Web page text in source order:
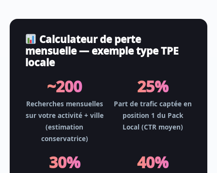
Calculateur de perte
mensuelle — exemple type TPE
locale
~200
Recherches mensuelles
sur votre activité + ville
(estimation
conservatrice)
25%
Part de trafic captée en
position 1 du Pack
Local (CTR moyen)
30% 40%